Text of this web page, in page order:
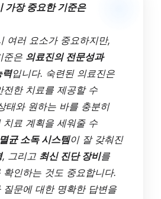
가장 중요한 기준은
여러 요소가 중요하지만,
준은 의료진의 전문성과
력입니다. 숙련된 의료진은
전한 치료를 제공할 수
태와 원하는 바를 충분히
치료 계획을 세워줄 수
멸균 소독 시스템이 잘 갖춰진
, 그리고 최신 진단 장비를
확인하는 것도 중요합니다.
질문에 대한 명확한 답변을